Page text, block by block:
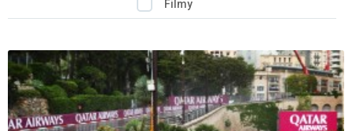
Zaloguj się
Załóż konto
Filmy